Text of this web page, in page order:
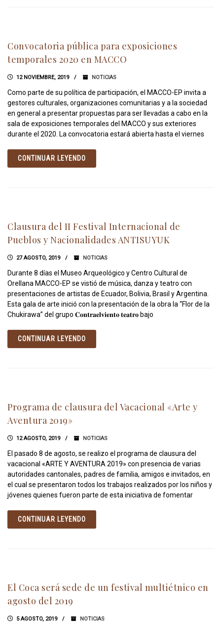
Convocatoria pública para exposiciones
temporales 2020 en MACCO
12 NOVIEMBRE, 2019 NOTICIAS
Como parte de su política de participación, el MACCO-EP invita a
gestores culturales, organizaciones comunitarias y a la sociedad
en general a presentar propuestas para ser llevadas a cabo en la
sala de exposiciones temporales del MACCO y sus exteriores
durante el 2020. La convocatoria estará abierta hasta el viernes
CONTINUAR LEYENDO
Clausura del II Festival Internacional de
Pueblos y Nacionalidades ANTISUYUK
27 AGOSTO, 2019 NOTICIAS
Durante 8 días el Museo Arqueológico y Centro Cultural de
Orellana MACCO-EP se vistió de música, danza y teatro con
presentaciones de artistas de Ecuador, Bolivia, Brasil y Argentina.
Esta gala de arte inició con la presentación de la obra la “Flor de la
Chukirawa” del grupo 𝐂𝐨𝐧𝐭𝐫𝐚𝐞𝐥𝐯𝐢𝐞𝐧𝐭𝐨 𝐭𝐞𝐚𝐭𝐫𝐨 bajo
CONTINUAR LEYENDO
Programa de clausura del Vacacional «Arte y
Aventura 2019»
12 AGOSTO, 2019 NOTICIAS
El pasado 8 de agosto, se realizo el programa de clausura del
vacacional «ARTE Y AVENTURA 2019» con presencia de varias
autoridades cantonales, padres de familia, amigos e invitados, en
el cual se presentaron todos los trabajos realizados por los niños y
jóvenes quienes fueron parte de esta iniciativa de fomentar
CONTINUAR LEYENDO
El Coca será sede de un festival multiétnico en
agosto del 2019
5 AGOSTO, 2019 NOTICIAS